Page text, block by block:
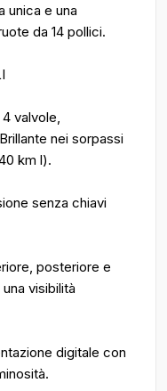
unica e una
da 14 pollici.
valvole,
nei sorpassi
km l).
senza chiavi
posteriore e
visibilità
digitale con